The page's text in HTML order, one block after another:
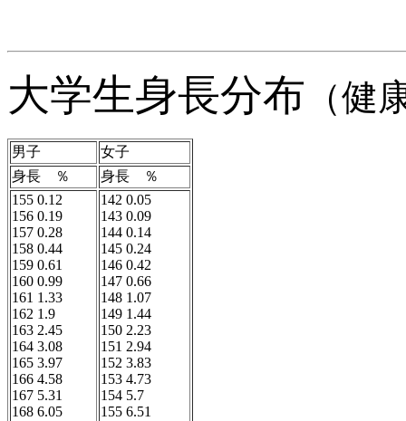
大学生身長分布 （健
男子
女子
身長 ％
身長 ％
155 0.12
156 0.19
157 0.28
158 0.44
159 0.61
160 0.99
161 1.33
162 1.9
163 2.45
164 3.08
165 3.97
166 4.58
167 5.31
168 6.05
142 0.05
143 0.09
144 0.14
145 0.24
146 0.42
147 0.66
148 1.07
149 1.44
150 2.23
151 2.94
152 3.83
153 4.73
154 5.7
155 6.51